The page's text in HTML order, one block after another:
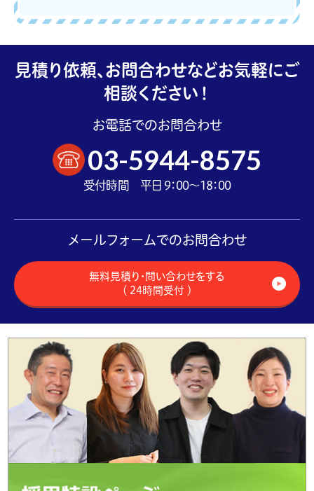
見積り依頼、お問合わせなどお気軽にご
相談ください！
お電話でのお問合わせ
03-5944-8575
受付時間 平日 9：00～18：00
メールフォームでのお問合わせ
無料見積り・問い合わせをする
（ 24時間受付 ）